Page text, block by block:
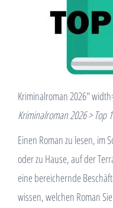
Kriminalroman 2026″
Kriminalroman 2026 > Top
Einen Roman zu lesen, im
oder zu Hause, auf der
eine bereichernde
wissen, welchen Roman